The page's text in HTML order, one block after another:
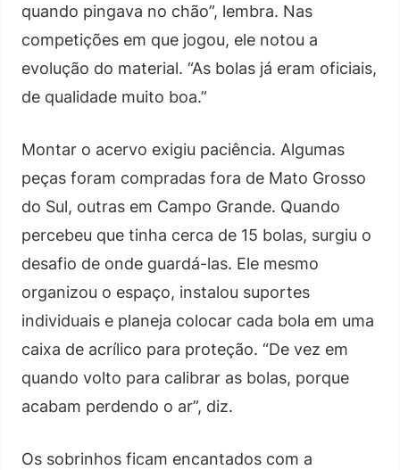
quando pingava no chão”, lembra. Nas
competições em que jogou, ele notou a
evolução do material. “As bolas já eram oficiais,
de qualidade muito boa.”
Montar o acervo exigiu paciência. Algumas
peças foram compradas fora de Mato Grosso
do Sul, outras em Campo Grande. Quando
percebeu que tinha cerca de 15 bolas, surgiu o
desafio de onde guardá-las. Ele mesmo
organizou o espaço, instalou suportes
individuais e planeja colocar cada bola em uma
caixa de acrílico para proteção. “De vez em
quando volto para calibrar as bolas, porque
acabam perdendo o ar”, diz.
Os sobrinhos ficam encantados com a